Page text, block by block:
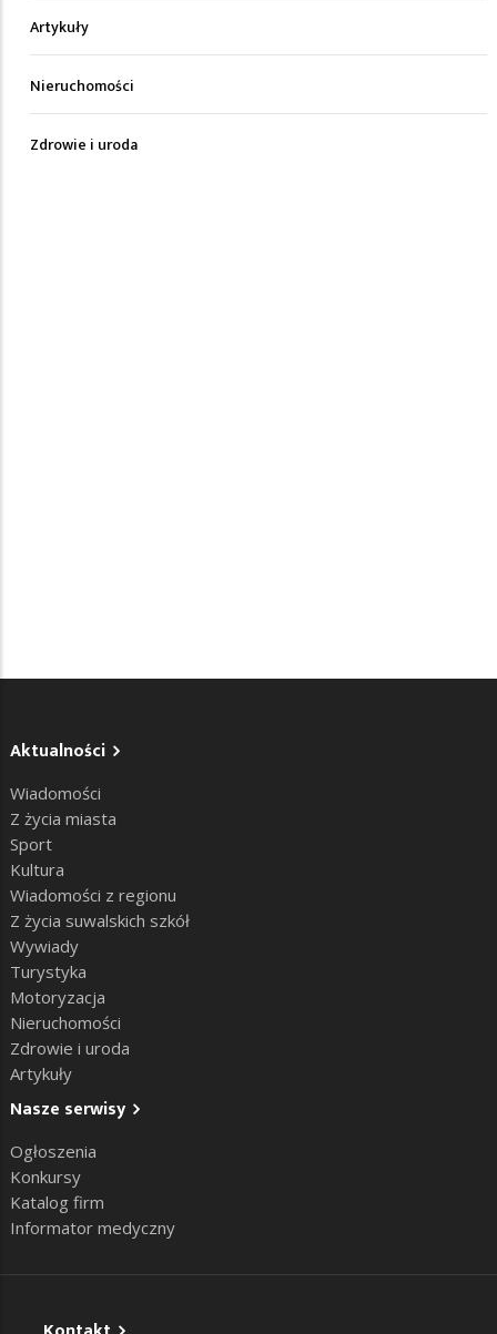
Artykuły
Nieruchomości
Zdrowie i uroda
Aktualności
Wiadomości
Z życia miasta
Sport
Kultura
Wiadomości z regionu
Z życia suwalskich szkół
Wywiady
Turystyka
Motoryzacja
Nieruchomości
Zdrowie i uroda
Artykuły
Nasze serwisy
Ogłoszenia
Konkursy
Katalog firm
Informator medyczny